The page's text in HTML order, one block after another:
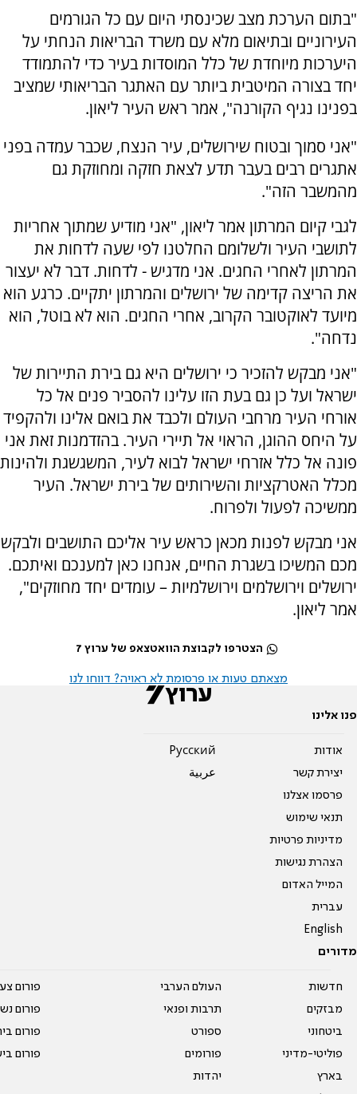
"בתום הערכת מצב שכינסתי היום עם כל הגורמים
העירוניים ובתיאום מלא עם משרד הבריאות הנחתי על
היערכות מיוחדת של כלל המוסדות בעיר כדי להתמודד
יחד בצורה המיטבית ביותר עם האתגר הבריאותי שמציב
בפנינו נגיף הקורנה", אמר ראש העיר ליאון.
"אני סמוך ובטוח שירושלים, עיר הנצח, שכבר עמדה בפני
אתגרים רבים בעבר תדע לצאת חזקה ומחוזקת גם
מהמשבר הזה".
לגבי קיום המרתון אמר ליאון, "אני מודיע שמתוך אחריות
לתושבי העיר ולשלומם החלטנו לפי שעה לדחות את
המרתון לאחרי החגים. אני מדגיש - לדחות. דבר לא יעצור
את הריצה קדימה של ירושלים והמרתון יתקיים. כרגע הוא
מיועד לאוקטובר הקרוב, אחרי החגים. הוא לא בוטל, הוא
נדחה".
"אני מבקש להזכיר כי ירושלים היא גם בירת התיירות של
ישראל ועל כן גם בעת הזו עלינו להסביר פנים אל כל
אורחי העיר מרחבי העולם ולכבד את בואם אלינו ולהקפיד
על היחס ההוגן, הראוי אל תיירי העיר. בהזדמנות זאת אני
פונה אל כלל אזרחי ישראל לבוא לעיר, המשגשגת ולהינות
מכלל האטרקציות והשירותים של בירת ישראל. העיר
ממשיכה לפעול ולפרוח.
אני מבקש לפנות מכאן כראש עיר אליכם התושבים ולבקש
מכם המשיכו בשגרת החיים, אנחנו כאן למענכם ואיתכם.
ירושלים וירושלמים וירושלמיות – עומדים יחד מחוזקים",
אמר ליאון.
הצטרפו לקבוצת הוואטצאפ של ערוץ 7
מצאתם טעות או פרסומת לא ראויה? דווחו לנו
פנו אלינו
אודות
יצירת קשר
פרסמו אצלנו
תנאי שימוש
מדיניות פרטיות
הצהרת נגישות
המייל האדום
עברית
English
Pусский
عربية
מדורים
חדשות
מבזקים
ביטחוני
פוליטי-מדיני
בארץ
העולם הערבי
תרבות ופנאי
ספורט
פורומים
יהדות
פורום
פורום
פורום
פורום